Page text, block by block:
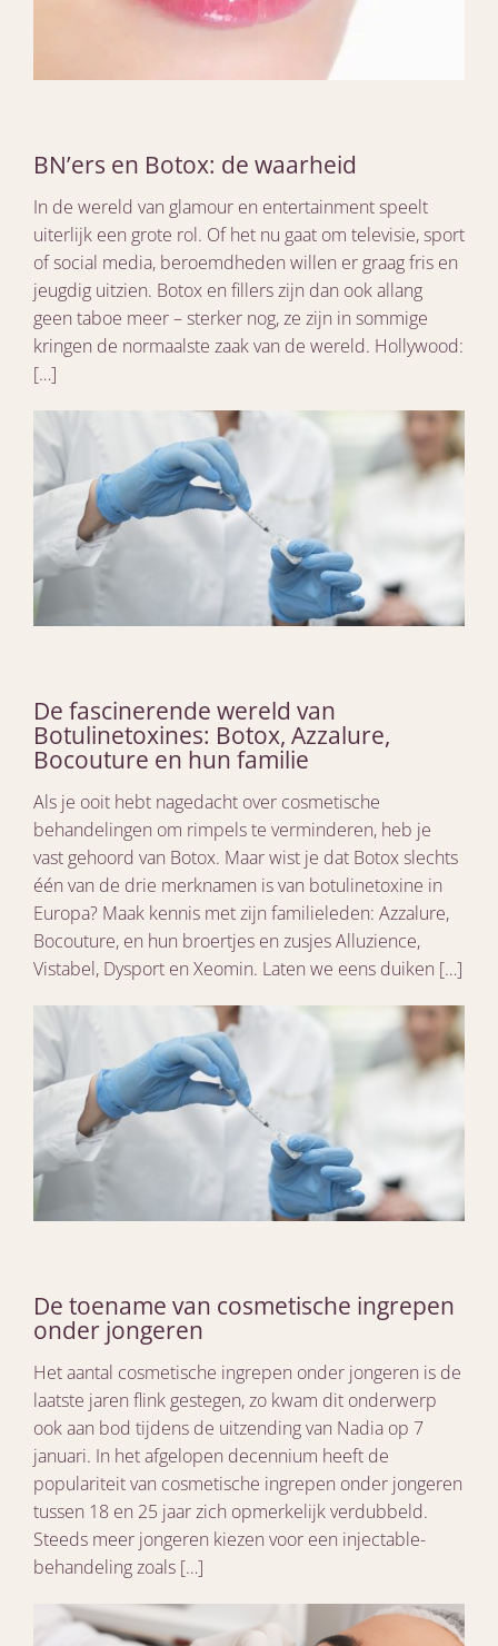
BN’ers en Botox: de waarheid
In de wereld van glamour en entertainment speelt
uiterlijk een grote rol. Of het nu gaat om televisie, sport
of social media, beroemdheden willen er graag fris en
jeugdig uitzien. Botox en fillers zijn dan ook allang
geen taboe meer – sterker nog, ze zijn in sommige
kringen de normaalste zaak van de wereld. Hollywood:
[…]
De fascinerende wereld van
Botulinetoxines: Botox, Azzalure,
Bocouture en hun familie
Als je ooit hebt nagedacht over cosmetische
behandelingen om rimpels te verminderen, heb je
vast gehoord van Botox. Maar wist je dat Botox slechts
één van de drie merknamen is van botulinetoxine in
Europa? Maak kennis met zijn familieleden: Azzalure,
Bocouture, en hun broertjes en zusjes Alluzience,
Vistabel, Dysport en Xeomin. Laten we eens duiken […]
De toename van cosmetische ingrepen
onder jongeren
Het aantal cosmetische ingrepen onder jongeren is de
laatste jaren flink gestegen, zo kwam dit onderwerp
ook aan bod tijdens de uitzending van Nadia op 7
januari. In het afgelopen decennium heeft de
populariteit van cosmetische ingrepen onder jongeren
tussen 18 en 25 jaar zich opmerkelijk verdubbeld.
Steeds meer jongeren kiezen voor een injectable-
behandeling zoals […]